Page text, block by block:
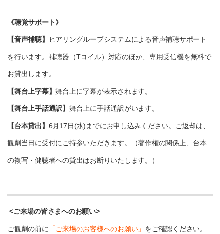
《聴覚サポート》
【音声補聴】 ヒアリングループシステムによる音声補聴サポート
を行います。補聴器（Tコイル）対応のほか、専用受信機を無料で
お貸出します。
【舞台上字幕】 舞台上に字幕が表示されます。
【舞台上手話通訳】 舞台上に手話通訳がいます。
【台本貸出】 6月17日(水)までにお申し込みください。ご返却は、
観劇当日に受付にご持参いただきます。（著作権の関係上、台本
の複写・健聴者への貸出はお断りいたします。）
<ご来場の皆さまへのお願い>
ご観劇の前に 「ご来場のお客様へのお願い」 をご確認ください。